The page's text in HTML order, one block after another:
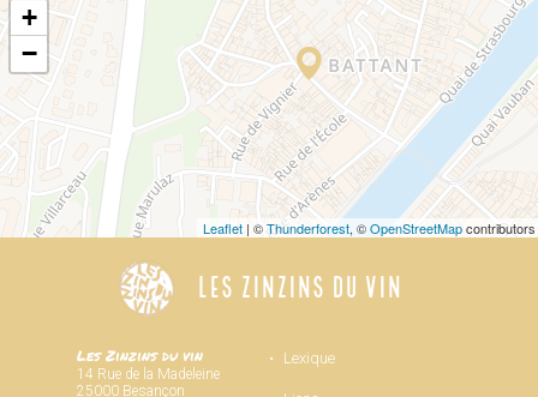
+
−
Leaflet | ©Thunderforest, ©OpenStreetMapcontributors
LES ZINZINS DU VIN
Les Zinzins du vin
14 Rue de la Madeleine
25000 Besançon
Lexique